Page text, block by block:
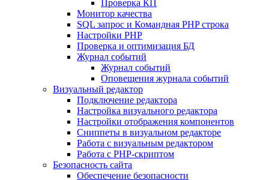
Проверка КП
Монитор качества
SQL запрос и Командная PHP строка
Настройки PHP
Проверка и оптимизация БД
Журнал событий
Журнал событий
Оповещения журнала событий
Визуальный редактор
Подключение редактора
Настройка визуального редактора
Настройки отображения компонентов
Сниппеты в визуальном редакторе
Работа с визуальным редактором
Работа с PHP-скриптом
Безопасность сайта
Обеспечение безопасности